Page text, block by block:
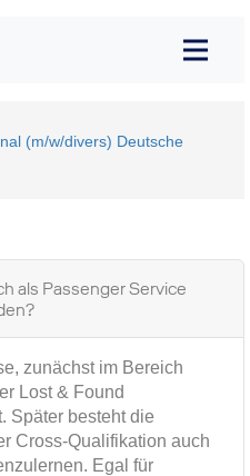
(m/w/divers) Deutsche
als Passenger Service
zunächst im Bereich
Lost & Found
Später besteht die
Cross-Qualifikation auch
Egal für